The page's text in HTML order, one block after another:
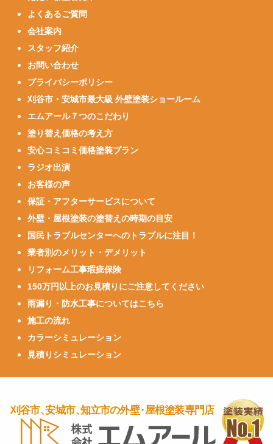
よくあるご質問
会社案内
スタッフ紹介
お問い合わせ
プライバシーポリシー
刈谷市・安城市最大級 外壁塗装ショールーム
エムアール７つのこだわり
塗り替え価格の考え方
安心コミコミ価格塗装プラン
ラジオ出演
お客様の声
保証・アフターサービスについて
外壁・屋根塗装の塗替えの時期の目安
国民トラブルセンターへのトラブルに注目！
業者別のメリット・デメリット
リフォーム工事瑕疵保険
150万円以上のお見積りにご注意してください
雨漏り・防水工事についてはこちら
施工の流れ
カラーシミュレーション
見積りシミュレーション